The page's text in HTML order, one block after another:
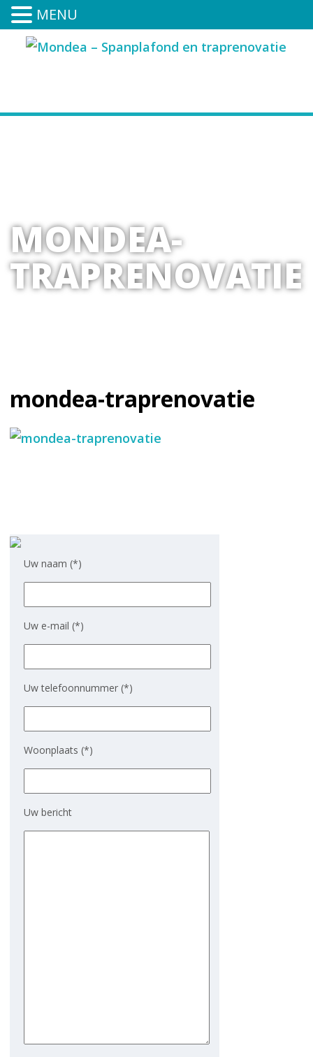
MONDEA-
TRAPRENOVATIE
mondea-traprenovatie
Uw naam (*)
Uw e-mail (*)
Uw telefoonnummer (*)
Woonplaats (*)
Uw bericht
MENU